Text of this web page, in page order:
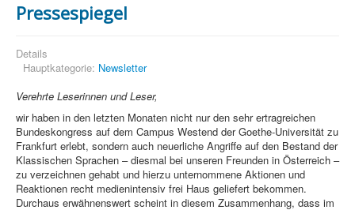
Pressespiegel
Details
Hauptkategorie: Newsletter
Verehrte Leserinnen und Leser,
wir haben in den letzten Monaten nicht nur den sehr ertragreichen
Bundeskongress auf dem Campus Westend der Goethe-Universität zu
Frankfurt erlebt, sondern auch neuerliche Angriffe auf den Bestand der
Klassischen Sprachen – diesmal bei unseren Freunden in Österreich –
zu verzeichnen gehabt und hierzu unternommene Aktionen und
Reaktionen recht medienintensiv frei Haus geliefert bekommen.
Durchaus erwähnenswert scheint in diesem Zusammenhang, dass im